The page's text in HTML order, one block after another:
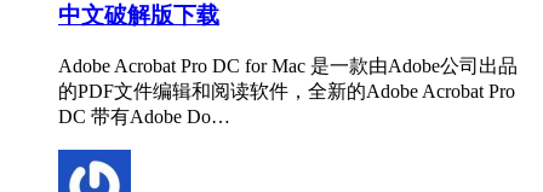
中文破解版下载
Adobe Acrobat Pro DC for Mac 是一款由Adobe公司出品
的PDF文件编辑和阅读软件，全新的Adobe Acrobat Pro
DC 带有Adobe Do…